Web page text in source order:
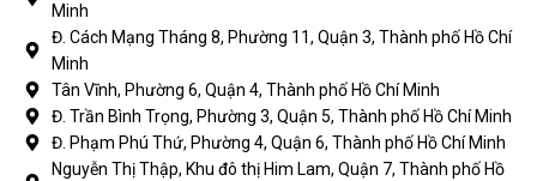
Minh
Đ. Cách Mạng Tháng 8, Phường 11, Quận 3, Thành phố Hồ Chí
Minh
Tân Vĩnh, Phường 6, Quận 4, Thành phố Hồ Chí Minh
Đ. Trần Bình Trọng, Phường 3, Quận 5, Thành phố Hồ Chí Minh
Đ. Phạm Phú Thứ, Phường 4, Quận 6, Thành phố Hồ Chí Minh
Nguyễn Thị Thập, Khu đô thị Him Lam, Quận 7, Thành phố Hồ